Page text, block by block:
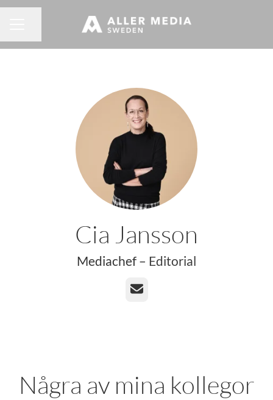
Cia Jansson
Mediachef – Editorial
E-post
Några av mina kollegor